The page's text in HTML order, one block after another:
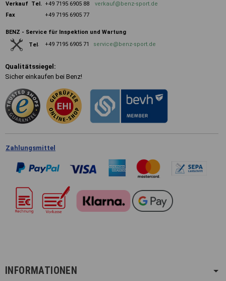
Verkauf Tel. +49 7195 6905 88
verkauf@benz-sport.de
Fax
+49 7195 6905 77
BENZ - Service für Inspektion und Wartung
Tel. +49 7195 6905 71 service@benz-sport.de
Qualitätssiegel:
Sicher einkaufen bei Benz!
Zahlungsmittel
INFORMATIONEN